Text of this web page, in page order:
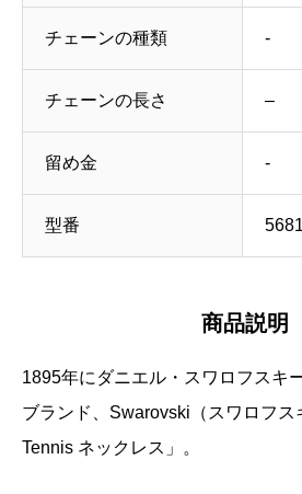
チェーンの種類 ‐
チェーンの長さ –
留め金 ‐
型番
商品説明
1895年にダニエル・スワロフスキ
ブランド、Swarovski（スワロフス
Tennis ネックレス」。